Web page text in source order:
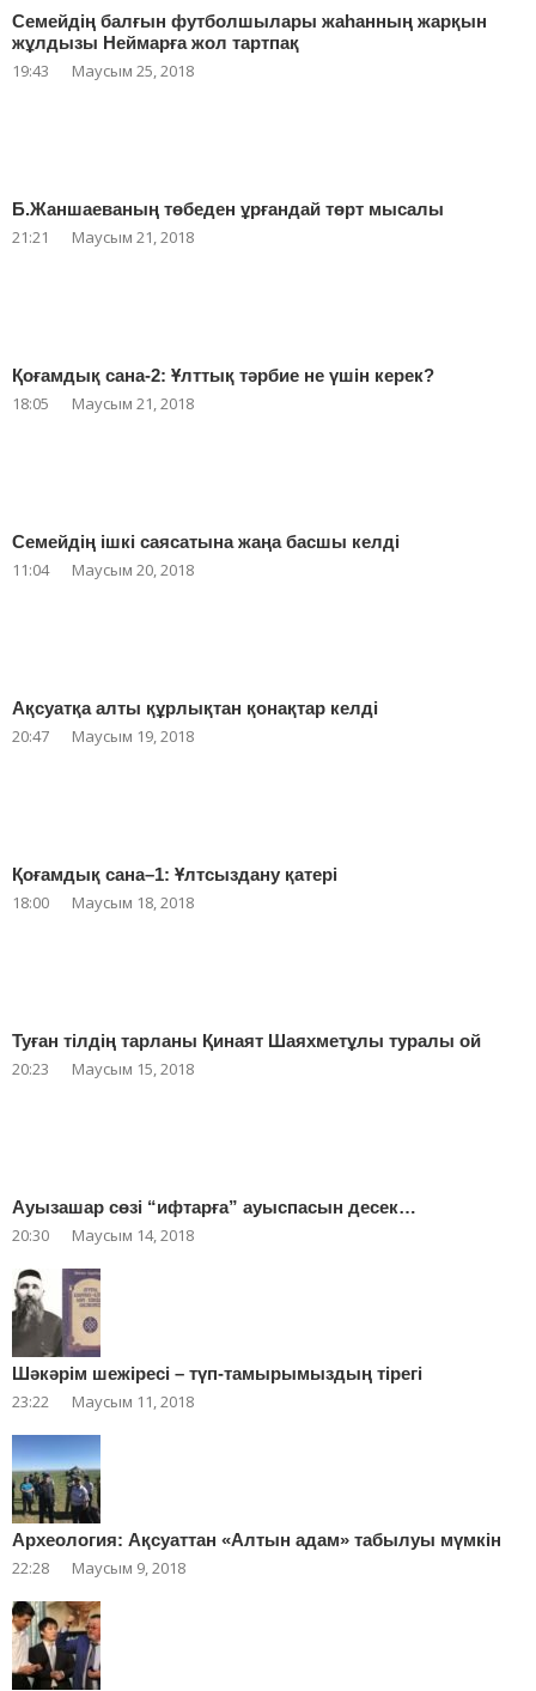
Семейдің балғын футболшылары жаһанның жарқын
жұлдызы Неймарға жол тартпақ
19:43 Маусым 25, 2018
Б.Жаншаеваның төбеден ұрғандай төрт мысалы
21:21 Маусым 21, 2018
Қоғамдық сана-2: Ұлттық тәрбие не үшін керек?
18:05 Маусым 21, 2018
Семейдің ішкі саясатына жаңа басшы келді
11:04 Маусым 20, 2018
Ақсуатқа алты құрлықтан қонақтар келді
20:47 Маусым 19, 2018
Қоғамдық сана–1: Ұлтсыздану қатері
18:00 Маусым 18, 2018
Туған тілдің тарланы Қинаят Шаяхметұлы туралы ой
20:23 Маусым 15, 2018
Ауызашар сөзі “ифтарға” ауыспасын десек…
20:30 Маусым 14, 2018
Шәкәрім шежіресі – түп-тамырымыздың тірегі
23:22 Маусым 11, 2018
Археология: Ақсуаттан «Алтын адам» табылуы мүмкін
22:28 Маусым 9, 2018